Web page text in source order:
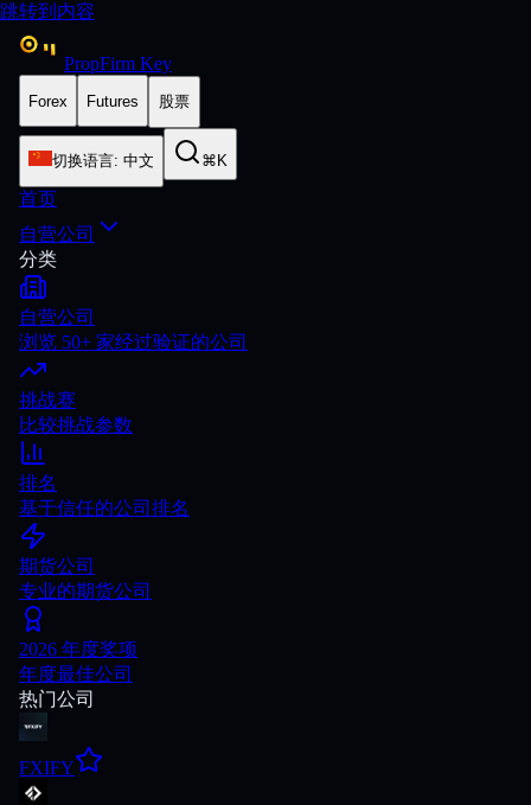
跳转到内容
PropFirm Key
Forex Futures 股票
切换语言: 中文 ⌘K
首页
自营公司
分类
自营公司
浏览 50+ 家经过验证的公司
挑战赛
比较挑战参数
排名
基于信任的公司排名
期货公司
专业的期货公司
2026 年度奖项
年度最佳公司
热门公司
FXIFY